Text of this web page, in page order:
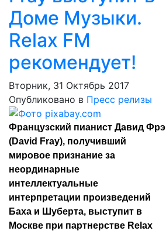
Доме Музыки.
Relax FM
рекомендует!
Вторник, 31 Октябрь 2017
Опубликовано в Пресс релизы
Французский пианист Давид Фрэ
(David Fray), получивший
мировое признание за
неординарные
интеллектуальные
интерпретации произведений
Баха и Шуберта, выступит в
Москве при партнерстве Relax